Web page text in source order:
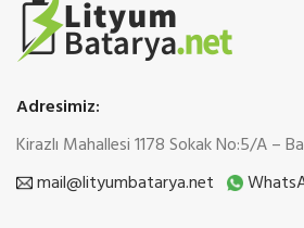
Adresimiz:
Kirazlı Mahallesi 1178 Sokak No:5/A –
mail@lityumbatarya.net